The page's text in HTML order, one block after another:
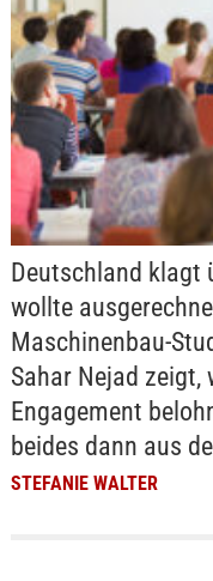
Deutschland klagt
wollte
Maschinenbau-
Sahar Nejad
Engagement
beides dann aus
STEFANIE WALTER